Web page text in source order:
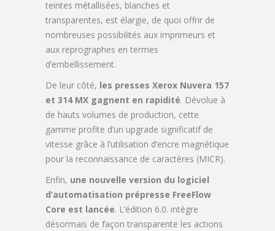
teintes métallisées, blanches et
transparentes, est élargie, de quoi offrir de
nombreuses possibilités aux imprimeurs et
aux reprographes en termes
d’embellissement.
De leur côté, les presses Xerox Nuvera 157
et 314 MX gagnent en rapidité. Dévolue à
de hauts volumes de production, cette
gamme profite d’un upgrade significatif de
vitesse grâce à l’utilisation d’encre magnétique
pour la reconnaissance de caractères (MICR).
Enfin, une nouvelle version du logiciel
d’automatisation prépresse FreeFlow
Core est lancée. L’édition 6.0. intègre
désormais de façon transparente les actions